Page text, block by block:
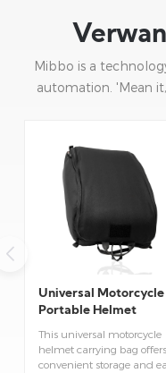
Mibbo is a
automation. 'Mean
Universal Motorcycle
Portable Helmet
Carrying Bag
This universal motorcycle
helmet carrying bag offers
convenient storage and